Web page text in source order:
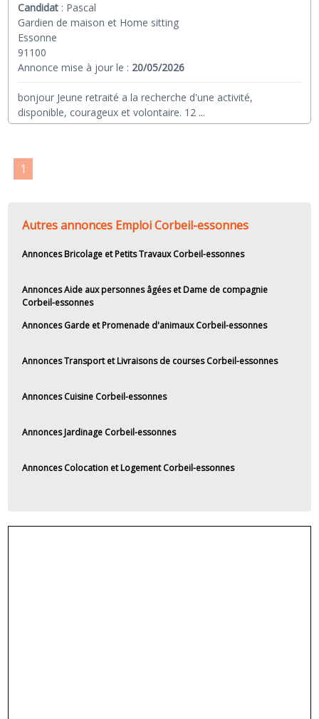
Candidat : Pascal
Gardien de maison et Home sitting
Essonne
91100
Annonce mise à jour le : 20/05/2026
bonjour Jeune retraité a la recherche d'une activité,
disponible, courageux et volontaire. 12 ...
1
Autres annonces Emploi Corbeil-essonnes
Annonces Bricolage et Petits Travaux Corbeil-essonnes
Annonces Aide aux personnes âgées et Dame de compagnie
Corbeil-essonnes
Annonces Garde et Promenade d'animaux Corbeil-essonnes
Annonces Transport et Livraisons de courses Corbeil-essonnes
Annonces Cuisine Corbeil-essonnes
Annonces Jardinage Corbeil-essonnes
Annonces Colocation et Logement Corbeil-essonnes